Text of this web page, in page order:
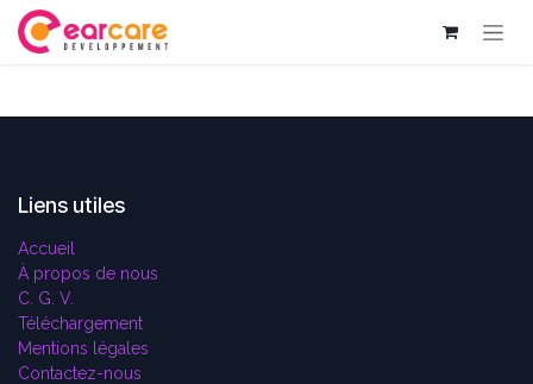
Se rendre au contenu
Liens utiles
Accueil
À propos de nous
C. G. V.
Téléchargement
Mentions légales
Contactez-nous